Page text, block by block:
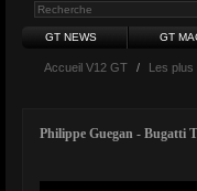
GT NEWS GT
Accueil V12 GT / Les plus
Philippe Guegan - Bugatti